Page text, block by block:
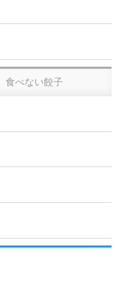
食べない餃子